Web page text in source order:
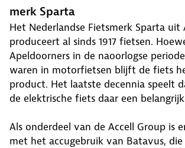
merk Sparta
Het Nederlandse Fietsmerk Sparta uit
produceert al sinds 1917 fietsen.
Apeldoorners in de naoorlogse
waren in motorfietsen blijft de fiets
product. Het laatste decennia speelt
de elektrische fiets daar een
Als onderdeel van de Accell Group is
met het accugebruik van Batavus,